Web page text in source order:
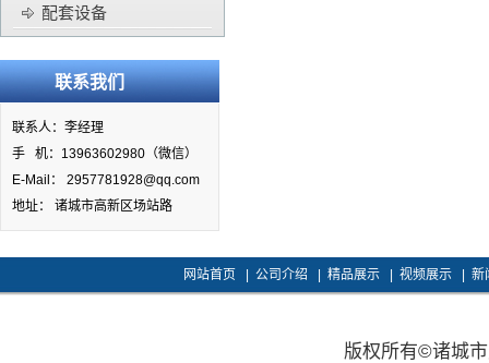
配套设备
联系我们
联系人：李经理
手 机：13963602980（微信）
E-Mail： 2957781928@qq.com
地址： 诸城市高新区场站路
网站首页 公司介绍 精品展示| 视频展示| 新
版权所有©诸城